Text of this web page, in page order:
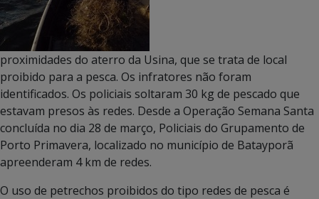
proximidades do aterro da Usina, que se trata de local
proibido para a pesca. Os infratores não foram
identificados. Os policiais soltaram 30 kg de pescado que
estavam presos às redes. Desde a Operação Semana Santa
concluída no dia 28 de março, Policiais do Grupamento de
Porto Primavera, localizado no município de Batayporã
apreenderam 4 km de redes.
O uso de petrechos proibidos do tipo redes de pesca é